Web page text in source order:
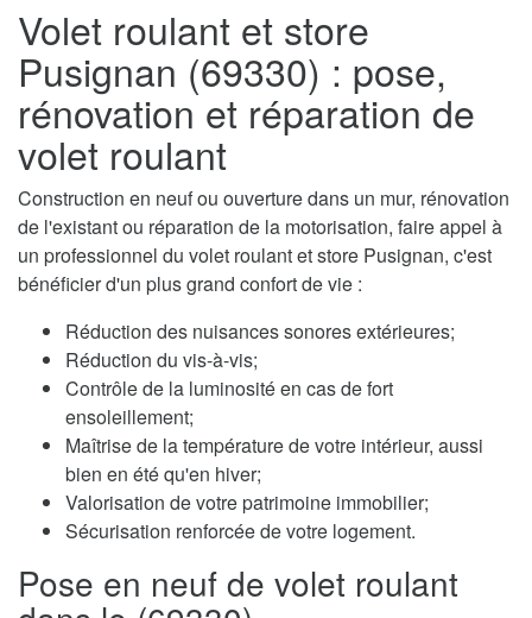
Volet roulant et store
Pusignan (69330) : pose,
rénovation et réparation de
volet roulant
Construction en neuf ou ouverture dans un mur, rénovation
de l'existant ou réparation de la motorisation, faire appel à
un professionnel du volet roulant et store Pusignan, c'est
bénéficier d'un plus grand confort de vie :
Réduction des nuisances sonores extérieures;
Réduction du vis-à-vis;
Contrôle de la luminosité en cas de fort
ensoleillement;
Maîtrise de la température de votre intérieur, aussi
bien en été qu'en hiver;
Valorisation de votre patrimoine immobilier;
Sécurisation renforcée de votre logement.
Pose en neuf de volet roulant